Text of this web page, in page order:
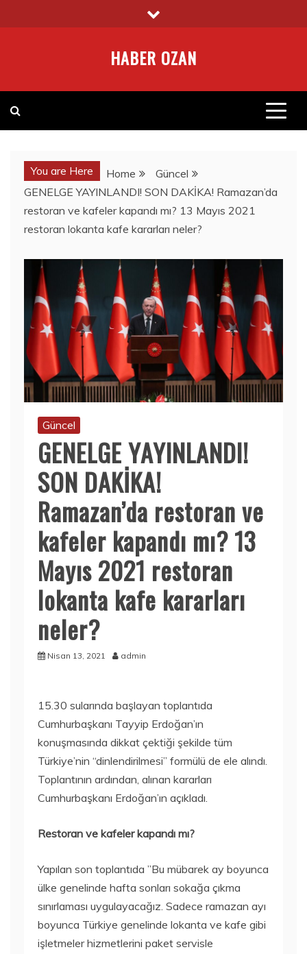
to
HABER OZAN
You are Here Home
Güncel
GENELGE YAYINLANDI! SON DAKİKA! Ramazan’da
restoran ve kafeler kapandı mı? 13 Mayıs 2021
restoran lokanta kafe kararları neler?
Güncel
GENELGE YAYINLANDI!
SON DAKİKA!
Ramazan’da restoran ve
kafeler kapandı mı? 13
Mayıs 2021 restoran
lokanta kafe kararları
neler?
Nisan 13, 2021 admin
15.30 sularında başlayan toplantıda
Cumhurbaşkanı Tayyip Erdoğan’ın
konuşmasında dikkat çektiği şekilde tüm
Türkiye’nin “dinlendirilmesi” formülü de ele alındı.
Toplantının ardından, alınan kararları
Cumhurbaşkanı Erdoğan’ın açıkladı.
Restoran ve kafeler kapandı mı?
Yapılan son toplantıda ”Bu mübarek ay boyunca
ülke genelinde hafta sonları sokağa çıkma
sınırlaması uygulayacağız. Sadece ramazan ayı
boyunca Türkiye genelinde lokanta ve kafe gibi
işletmeler hizmetlerini paket servisle